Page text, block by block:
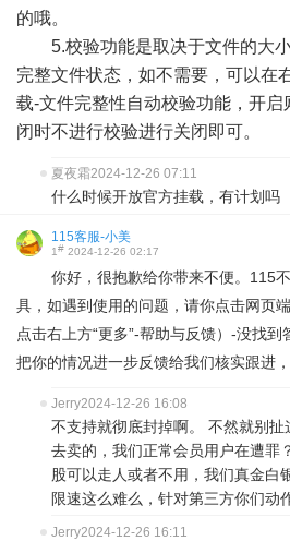
的哦。
5.校验功能是取决于文件的大
完整文件状态，如不需要，可以在
载-文件完整性自动校验功能，开启
闭时不进行校验进行关闭即可。
夏夜霜2024-12-26 07:11
什么时候开放官方挂载，有计划吗
115客服-小美
1# 2024-12-26 02:17
你好，很抱歉给你带来不便。115
具，如遇到使用的问题，请你点击网页
点击右上方“更多”-帮助与反馈）-没找到
把你的情况进一步反馈给我们核实跟进
Jerry2024-12-26 16:08
不支持就彻底封掉啊。 不然就别
去卖的，我们正常会员用户在遭罪
股可以走人或者不用，我们真金白
限速这么难么，针对第三方你们动
Jerry2024-12-26 16:11